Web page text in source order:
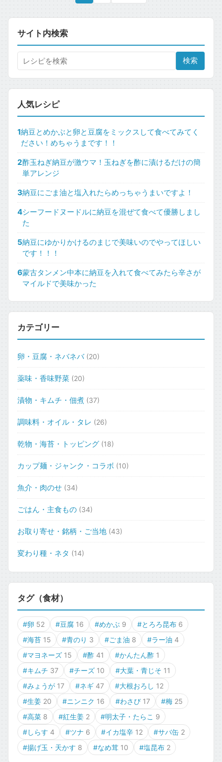
サイト内検索
検索
人気レシピ
1納豆とめかぶと卵と豆腐をミックスして食べてみてく
ださい！めちゃうまです！！
2酢玉ねぎ納豆が激ウマ！玉ねぎを酢に漬けるだけの簡
単アレンジ
3納豆にごま油と塩入れたらめっちゃうまいですよ！
4シーフードヌードルに納豆を混ぜて食べて優勝しまし
た
5納豆にゆかりかけるのまじで美味いのでやってほしい
です！！！
6蒙古タンメン中本に納豆を入れて食べてみたら辛さが
マイルドで美味かった
カテゴリー
卵・豆腐・ネバネバ (20)
薬味・香味野菜 (20)
漬物・キムチ・佃煮 (37)
調味料・オイル・タレ (26)
乾物・海苔・トッピング (18)
カップ麺・ジャンク・コラボ (10)
魚介・肉のせ (34)
ごはん・主食もの (34)
お取り寄せ・銘柄・ご当地 (43)
変わり種・ネタ (14)
タグ（食材）
#卵 52 #豆腐 16 #めかぶ 9 #とろろ昆布 6
#海苔 15 #青のり 3 #ごま油 8 #ラー油 4
#マヨネーズ 15 #酢 41 #かんたん酢 1
#キムチ 37 #チーズ 10 #大葉・青じそ 11
#みょうが 17 #ネギ 47 #大根おろし 12
#生姜 20 #ニンニク 16 #わさび 17 #梅 25
#高菜 8 #紅生姜 2 #明太子・たらこ 9
#しらす 4 #ツナ 6 #イカ塩辛 12 #サバ缶 2
#揚げ玉・天かす 8 #なめ茸 10 #塩昆布 2